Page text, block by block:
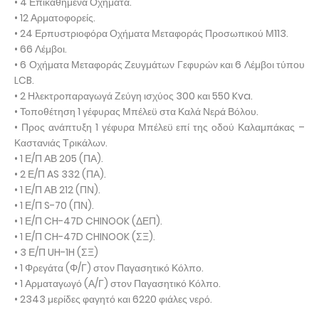
• 12 Αρματοφορείς.
• 24 Ερπυστριοφόρα Οχήματα Μεταφοράς Προσωπικού Μ113.
• 66 Λέμβοι.
• 6 Οχήματα Μεταφοράς Ζευγμάτων Γεφυρών και 6 Λέμβοι τύπου
LCB.
• 2 Ηλεκτροπαραγωγά Ζεύγη ισχύος 300 και 550 Kva.
• Τοποθέτηση 1 γέφυρας Μπέλεϋ στα Καλά Νερά Βόλου.
• Προς ανάπτυξη 1 γέφυρα Μπέλεϋ επί της οδού Καλαμπάκας –
Καστανιάς Τρικάλων.
• 1 Ε/Π ΑΒ 205 (ΠΑ).
• 2 Ε/Π AS 332 (ΠΑ).
• 1 Ε/Π ΑΒ 212 (ΠΝ).
• 1 Ε/Π S-70 (ΠΝ).
• 1 Ε/Π CH-47D CHINOOK (ΔΕΠ).
• 1 Ε/Π CH-47D CHINOOK (ΣΞ).
• 3 Ε/Π UH-1H (ΣΞ)
• 1 Φρεγάτα (Φ/Γ) στον Παγασητικό Κόλπο.
• 1 Αρματαγωγό (Α/Γ) στον Παγασητικό Κόλπο.
• 2343 μερίδες φαγητό και 6220 φιάλες νερό.